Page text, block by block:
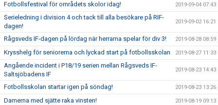
Fotbollsfestival för områdets skolor idag! 2019-09-04 07:43
Serieledning i division 4 och tack till alla besökare på RIF-
dagen!
2019-09-02 16:21
Rågsveds IF-dagen på lördag när herrarna spelar för div 3! 2019-08-28 08:59
Krysshelg för seniorerna och lyckad start på fotbollsskolan 2019-08-27 11:33
Angående incident i P18/19 serien mellan Rågsveds IF-
Saltsjöbadens IF
2019-08-23 14:43
Fotbollsskolan startar igen på söndag! 2019-08-23 13:26
Damerna med sjätte raka vinsten! 2019-08-19 09:13